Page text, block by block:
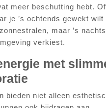
meer beschutting hebt.
je ’s ochtends gewekt wilt
maar ’s
verkiest.
met
bieden niet alleen